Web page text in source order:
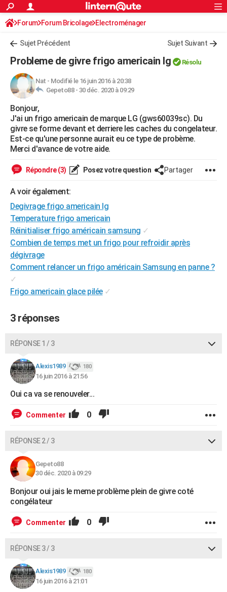
ACTUALITÉS
Politique
Société
Faits Divers
Education
Monde
Villes
+
FINANCE
Retraite
Impôts
Epargne
Immobilier
Risques naturels par ville
Banque
Assurance
Crédit
AUTO
Essais
Réserver un essai
Citadines
Berlines
SUV
Forum auto
+HIGH-TECH
Mobiles
Meilleur smartphone
Internet
Ordinateurs
Jeux vidéo
Guide high-tech
+BRICOLAGE
Forum
Aménagement intérieur
Extérieur
Cuisine
Salle de bains
Jardinage
Rangement
Guides de France
Escapades
Patrimoine
Expositions
Musées
Week-end nature
Art de vivre
Bien-être
Loisirs
Mode
Modes de vie
Alimentation
Guide de la santé
Maladies
Médicaments
Sommeil
VOYAGE
PHOTO
GUIDES D'ACHAT
BONS PLANS
Carte de Noël
Carte Bonne année
Carte Saint-Valentin
Carte Pâques
Carte d'anniversaire
DICTIONNAIRE
Dictionnaire
Biographies
Citations
Expressions
Proverbes
PROGRAMME TV
COPAINS D'AVANT
S'inscrire
Se connecter
Lycées
Collèges
Primaires
Universités
Entreprises
Service militaire
Avis de recherche
AVIS DE DÉCÈS
S'inscrire
Connexion
Forum Forum Bricolage Electroménager
Sujet Précédent Sujet Suivant
Probleme de givre frigo americain lg Résolu
Nat - Modifié le 16 juin 2016 à 20:38
Gepeto88 - 30 déc. 2020 à 09:29
Bonjour,
J'ai un frigo americain de marque LG (gws60039sc). Du
givre se forme devant et derriere les caches du congelateur.
Est-ce qu'une personne aurait eu ce type de probème.
Merci d'avance de votre aide.
Répondre (3) Posez votre question Partager
A voir également:
Degivrage frigo americain lg
Temperature frigo americain
Réinitialiser frigo américain samsung ✓
Combien de temps met un frigo pour refroidir après
dégivrage
Comment relancer un frigo américain Samsung en panne ?
✓
Frigo americain glace pilée ✓
3 réponses
RÉPONSE 1 / 3
Alexis1989 180
16 juin 2016 à 21:56
Oui ca va se renouveler...
Commenter 0
RÉPONSE 2 / 3
Gepeto88
30 déc. 2020 à 09:29
Bonjour oui jais le meme problème plein de givre coté
congélateur
Commenter 0
RÉPONSE 3 / 3
Alexis1989 180
16 juin 2016 à 21:01